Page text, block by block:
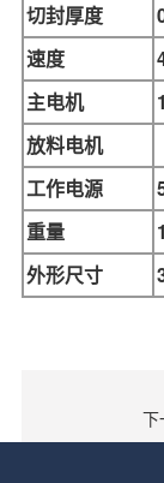
切封厚度
速度
主电机
放料电机
工作电源
重量
外形尺寸
下